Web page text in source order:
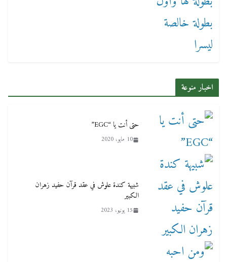
اخبار منوعة
حتى أنت يا “EGC”
10 مايو، 2020
شبيهة كندة علوش في عقد قرآن حفيد زهران
الكبير
15 يونيو، 2023